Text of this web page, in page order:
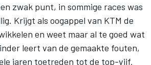
zwak punt, in sommige races was
Krijgt als oogappel van KTM de
en weet maar al te goed wat
leert van de gemaakte fouten,
jaren toetreden tot de top-vijf.